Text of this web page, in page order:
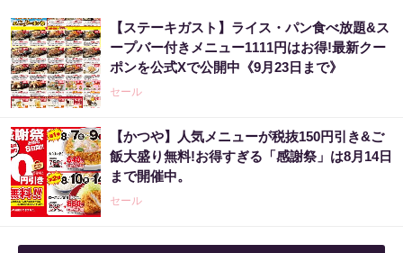
【ステーキガスト】ライス・パン食べ放題&ス
ープバー付きメニュー1111円はお得!最新クー
ポンを公式Xで公開中《9月23日まで》
セール
【かつや】人気メニューが税抜150円引き&ご
飯大盛り無料!お得すぎる「感謝祭」は8月14日
まで開催中。
セール